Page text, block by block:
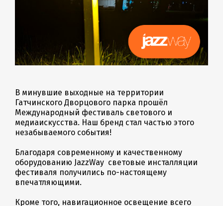
В минувшие выходные на территории
Гатчинского Дворцового парка прошёл
Международный фестиваль светового и
медиаискусства. Наш бренд стал частью этого
незабываемого события!
Благодаря современному и качественному
оборудованию JazzWay световые инсталляции
фестиваля получились по-настоящему
впечатляющими.
Кроме того, навигационное освещение всего